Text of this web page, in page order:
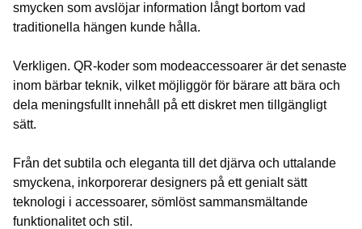
smycken som avslöjar information långt bortom vad
traditionella hängen kunde hålla.
Verkligen. QR-koder som modeaccessoarer är det senaste
inom bärbar teknik, vilket möjliggör för bärare att bära och
dela meningsfullt innehåll på ett diskret men tillgängligt
sätt.
Från det subtila och eleganta till det djärva och uttalande
smyckena, inkorporerar designers på ett genialt sätt
teknologi i accessoarer, sömlöst sammansmältande
funktionalitet och stil.